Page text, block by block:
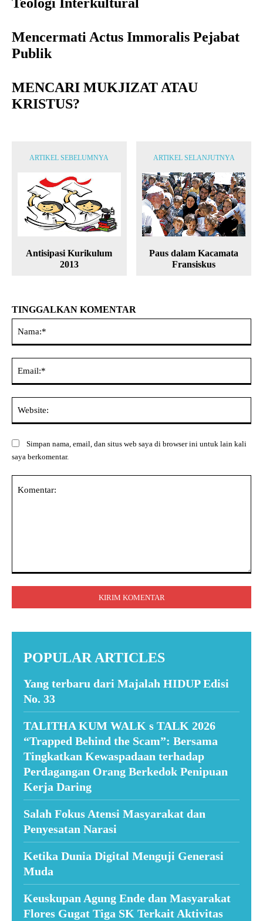
Mencermati Actus Immoralis Pejabat
Publik
MENCARI MUKJIZAT ATAU
KRISTUS?
ARTIKEL SEBELUMNYA
Antisipasi Kurikulum
2013
ARTIKEL SELANJUTNYA
Paus dalam Kacamata
Fransiskus
TINGGALKAN KOMENTAR
Simpan nama, email, dan situs web saya di browser ini untuk lain kali
saya berkomentar.
POPULAR ARTICLES
Yang terbaru dari Majalah HIDUP Edisi
No. 33
TALITHA KUM WALK s TALK 2026
“Trapped Behind the Scam”: Bersama
Tingkatkan Kewaspadaan terhadap
Perdagangan Orang Berkedok Penipuan
Kerja Daring
Salah Fokus Atensi Masyarakat dan
Penyesatan Narasi
Ketika Dunia Digital Menguji Generasi
Muda
Keuskupan Agung Ende dan Masyarakat
Flores Gugat Tiga SK Terkait Aktivitas